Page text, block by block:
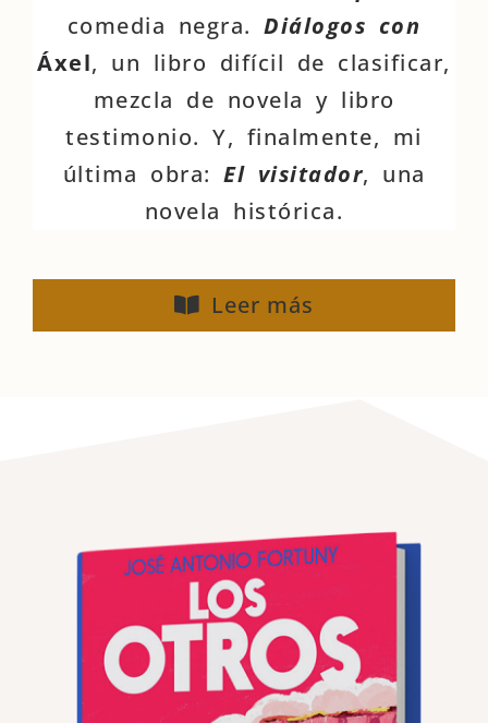
comedia negra.Diálogos con
Áxel, un libro difícil de clasificar,
mezcla de novela y libro
testimonio. Y, finalmente, mi
última obra: El visitador, una
novela histórica.
Leer más